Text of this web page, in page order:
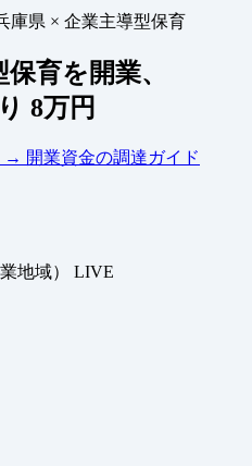
庫県 × 企業主導型保育
育を開業、
8万円
→ 開業資金の調達ガイド
地域）
LIVE